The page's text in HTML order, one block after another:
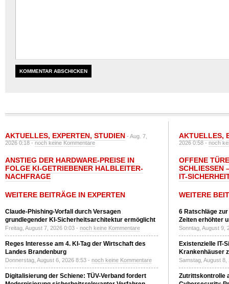
AKTUELLES, EXPERTEN, STUDIEN - Aug. 7,
2026 0:18 -noch keine Kommentare
ANSTIEG DER HARDWARE-PREISE IN
FOLGE KI-GETRIEBENER HALBLEITER-
NACHFRAGE
WEITERE BEITRÄGE IN EXPERTEN
Claude-Phishing-Vorfall durch Versagen
grundlegender KI-Sicherheitsarchitektur ermöglicht
Freitag, August 7, 2026 0:03 - noch keine Kommentare
Reges Interesse am 4. KI-Tag der Wirtschaft des
Landes Brandenburg
Donnerstag, August 6, 2026 8:53 - noch keine Kommentare
Digitalisierung der Schiene: TÜV-Verband fordert
AKTUELLES,
2026 0:58 -noch
OFFENE
SCHLIESSEN
T-
WEITERE
6 Ratschläge
Zeiten erhöhter
Sonntag, August 9,
Existenzielle IT-
Krankenhäuser
Samstag, August
Zutrittskontrolle